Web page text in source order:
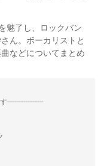
魅了し、ロックバン
ん。ボーカリストと
などについてまとめ